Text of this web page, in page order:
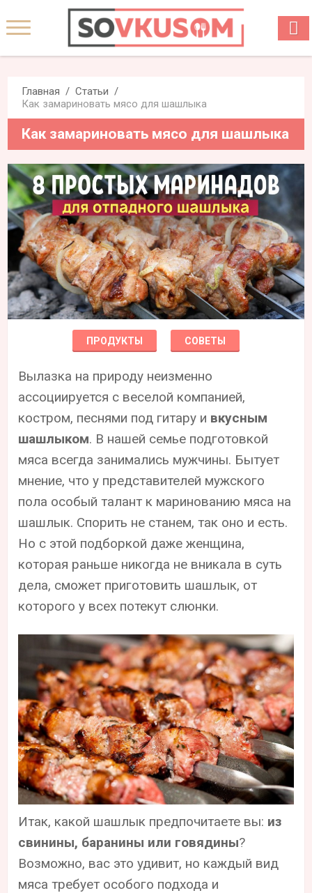
Главная
Статьи
Как замариновать мясо для шашлыка
Как замариновать мясо для шашлыка
ПРОДУКТЫ СОВЕТЫ
Вылазка на природу неизменно
ассоциируется с веселой компанией,
костром, песнями под гитару и вкусным
шашлыком. В нашей семье подготовкой
мяса всегда занимались мужчины. Бытует
мнение, что у представителей мужского
пола особый талант к маринованию мяса на
шашлык. Спорить не станем, так оно и есть.
Но с этой подборкой даже женщина,
которая раньше никогда не вникала в суть
дела, сможет приготовить шашлык, от
которого у всех потекут слюнки.
Итак, какой шашлык предпочитаете вы: из
свинины, баранины или говядины?
Возможно, вас это удивит, но каждый вид
мяса требует особого подхода и